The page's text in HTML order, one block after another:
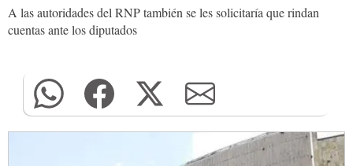
A las autoridades del RNP también se les solicitaría que rindan
cuentas ante los diputados